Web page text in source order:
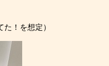
た！を想定）